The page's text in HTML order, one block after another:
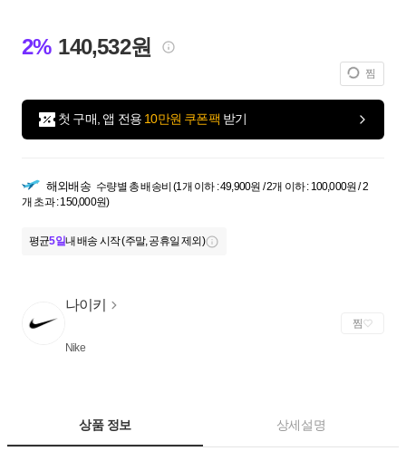
2% 140,532원
찜
첫 구매, 앱 전용 10만원 쿠폰팩 받기
해외배송 수량별 총 배송비 (1개 이하 : 49,900원 / 2개 이하 : 100,000원 / 2
개 초과 : 150,000원)
평균5일내 배송 시작 (주말, 공휴일 제외)
나이키
Nike
찜
상품 정보 상세설명